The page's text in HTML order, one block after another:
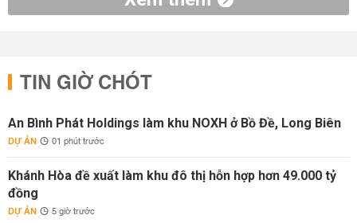
TIN GIỜ CHÓT
An Bình Phát Holdings làm khu NOXH ở Bồ Đề, Long Biên
DỰ ÁN 01 phút trước
Khánh Hòa đề xuất làm khu đô thị hỗn hợp hơn 49.000 tỷ
đồng
DỰ ÁN 5 giờ trước